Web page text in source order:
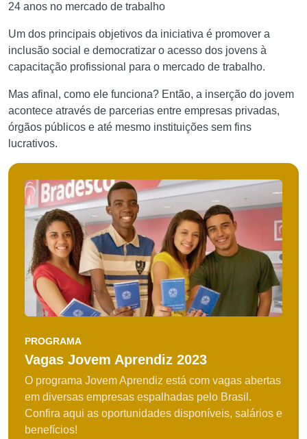
24 anos no mercado de trabalho
Um dos principais objetivos da iniciativa é promover a
inclusão social e democratizar o acesso dos jovens à
capacitação profissional para o mercado de trabalho.
Mas afinal, como ele funciona? Então, a inserção do jovem
acontece através de parcerias entre empresas privadas,
órgãos públicos e até mesmo instituições sem fins
lucrativos.
PROGRAMA
Vagas Jovem Aprendiz 2023
O programa Jovem Aprendiz está com vagas abertas
em diversas empresas espalhadas pelo Brasil.
Confira aqui as oportunidades disponíveis, salários e
benefícios!